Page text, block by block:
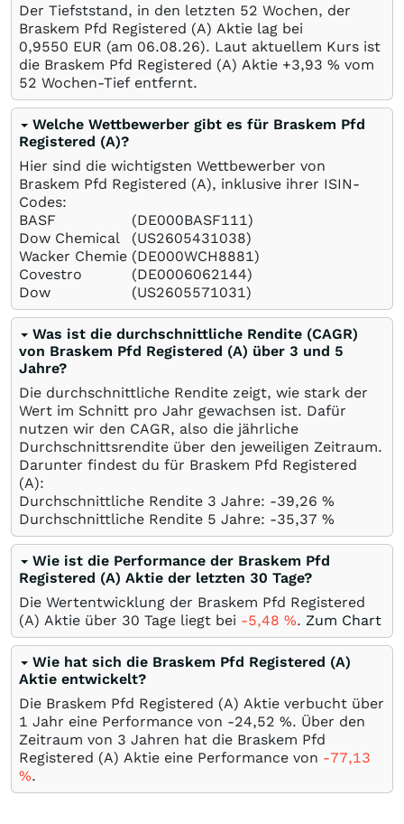
Der Tiefststand, in den letzten 52 Wochen, der
Braskem Pfd Registered (A) Aktie lag bei
0,9550 EUR (am 06.08.26). Laut aktuellem Kurs ist
die Braskem Pfd Registered (A) Aktie +3,93 % vom
52 Wochen-Tief entfernt.
Welche Wettbewerber gibt es für Braskem Pfd
Registered (A)?
Hier sind die wichtigsten Wettbewerber von
Braskem Pfd Registered (A), inklusive ihrer ISIN-
Codes:
BASF
(DE000BASF111)
Dow Chemical
(US2605431038)
Wacker Chemie (DE000WCH8881)
Covestro
(DE0006062144)
Dow
(US2605571031)
Was ist die durchschnittliche Rendite (CAGR)
von Braskem Pfd Registered (A) über 3 und 5
Jahre?
Die durchschnittliche Rendite zeigt, wie stark der
Wert im Schnitt pro Jahr gewachsen ist. Dafür
nutzen wir den CAGR, also die jährliche
Durchschnittsrendite über den jeweiligen Zeitraum.
Darunter findest du für Braskem Pfd Registered
(A):
Durchschnittliche Rendite 3 Jahre: -39,26 %
Durchschnittliche Rendite 5 Jahre: -35,37 %
Wie ist die Performance der Braskem Pfd
Registered (A) Aktie der letzten 30 Tage?
Die Wertentwicklung der Braskem Pfd Registered
(A) Aktie über 30 Tage liegt bei -5,48 %. Zum Chart
Wie hat sich die Braskem Pfd Registered (A)
Aktie entwickelt?
Die Braskem Pfd Registered (A) Aktie verbucht über
1 Jahr eine Performance von -24,52 %. Über den
Zeitraum von 3 Jahren hat die Braskem Pfd
Registered (A) Aktie eine Performance von -77,13
%.